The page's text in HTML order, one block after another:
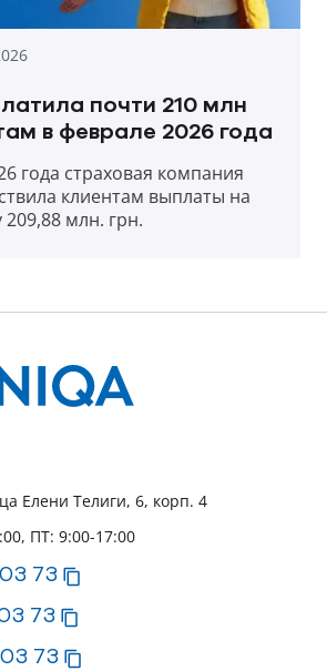
почти 210 млн
в феврале 2026 года
года страховая компания
клиентам выплаты на
млн. грн.
Елени Телиги, 6, корп. 4
ПТ: 9:00-17:00
73
73
73